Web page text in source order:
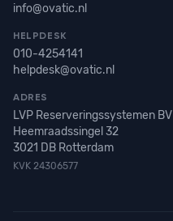
info@ovatic.nl
HELPDESK
010-4254141
helpdesk@ovatic.nl
ADRES
LVP Reserveringssystemen BV
Heemraadssingel 32
3021 DB Rotterdam
KVK 24306577